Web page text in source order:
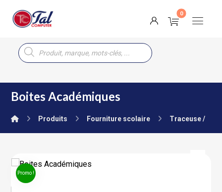
Boites Académiques
Produits Fourniture scolaire Traceuse /
Promo !